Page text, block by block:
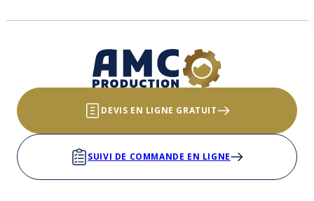
DEVIS EN LIGNE GRATUIT
SUIVI DE COMMANDE EN LIGNE